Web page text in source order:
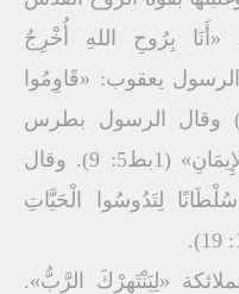
بِرُوحِ اللهِ أُخْرِجُ
28) وقال الرسول يعقوب: «قَاوِمُوا
فَيَهْرُبَ مِنْكُمْ» (يع4: 7) وقال الرسول بطرس
أيضًا: «قَاوِمُوهُ، رَاسِخِينَ فِي الإِيمَانِ» (1بط5: 9). وقال
لِتَدُوسُوا الْحَيَّاتِ
«لِيَنْتَهِرْكَ الرَّبُّ».